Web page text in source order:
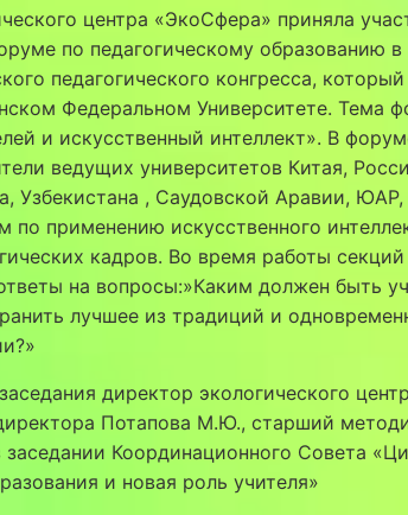
центра «ЭкоСфера» приняла
по педагогическому образованию в
педагогического конгресса,
Федеральном Университете. Тема
и искусственный интеллект». В
ведущих университетов Китая,
Узбекистана , Саудовской Аравии,
по применению искусственного
кадров. Во время работы
на вопросы:»Каким должен быть
лучшее из традиций и
директор экологического
Потапова М.Ю., старший
заседании Координационного Совета
и новая роль учителя»